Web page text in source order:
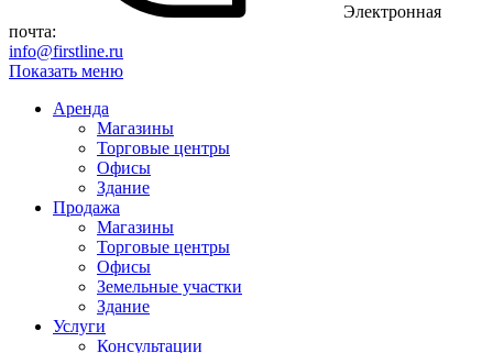
Электронная
почта:
info@firstline.ru
Показать меню
Аренда
Магазины
Торговые центры
Офисы
Здание
Продажа
Магазины
Торговые центры
Офисы
Земельные участки
Здание
Услуги
Консультации